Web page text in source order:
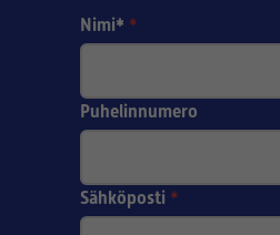
Nimi* *
Puhelinnumero
Sähköposti *